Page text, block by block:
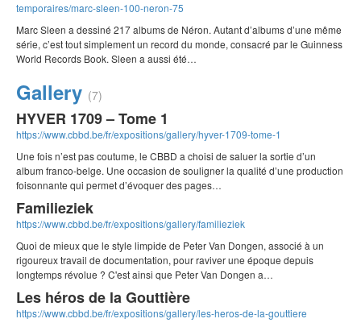
temporaires/marc-sleen-100-neron-75
Marc Sleen a dessiné 217 albums de Néron. Autant d’albums d’une même
série, c’est tout simplement un record du monde, consacré par le Guinness
World Records Book. Sleen a aussi été…
Gallery (7)
HYVER 1709 – Tome 1
https://www.cbbd.be/fr/expositions/gallery/hyver-1709-tome-1
Une fois n’est pas coutume, le CBBD a choisi de saluer la sortie d’un
album franco-belge. Une occasion de souligner la qualité d’une production
foisonnante qui permet d’évoquer des pages…
Familieziek
https://www.cbbd.be/fr/expositions/gallery/familieziek
Quoi de mieux que le style limpide de Peter Van Dongen, associé à un
rigoureux travail de documentation, pour raviver une époque depuis
longtemps révolue ? C'est ainsi que Peter Van Dongen a…
Les héros de la Gouttière
https://www.cbbd.be/fr/expositions/gallery/les-heros-de-la-gouttiere